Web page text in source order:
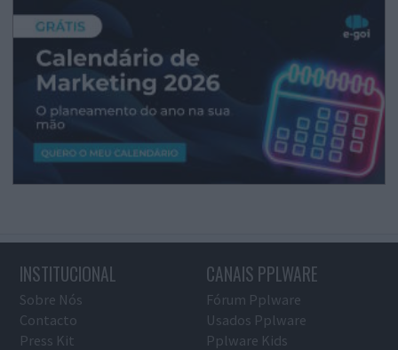
INSTITUCIONAL
Sobre Nós
Contacto
Press Kit
CANAIS PPLWARE
Fórum Pplware
Usados Pplware
Pplware Kids